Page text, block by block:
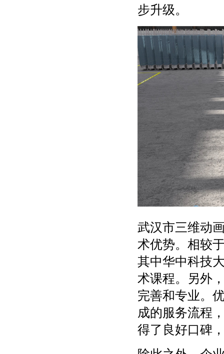
步升级。
武汉市三维动
术优势。相较
其中华中科技
术课程。另外
完善和专业。
成的服务流程
得了良好口碑